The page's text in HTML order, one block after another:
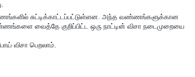
சுட்டிக்காட்டப்பட்டுள்ளன. அந்த வண்ணங்களுக்கான
வைத்தே குறிப்பிட்ட ஒரு நாட்டின் விசா நடைமுறையை
விசா பெறலாம்.